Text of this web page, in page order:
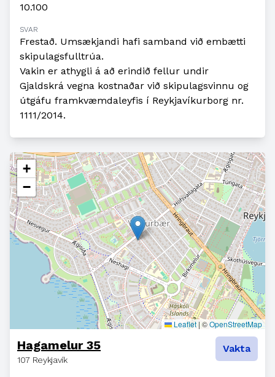
10.100
SVAR
Frestað. Umsækjandi hafi samband við embætti
skipulagsfulltrúa.
Vakin er athygli á að erindið fellur undir
Gjaldskrá vegna kostnaðar við skipulagsvinnu og
útgáfu framkvæmdaleyfis í Reykjavíkurborg nr.
1111/2014.
+
−
Leaflet | ©OpenStreetMap
Hagamelur 35
107 Reykjavík
Vakta